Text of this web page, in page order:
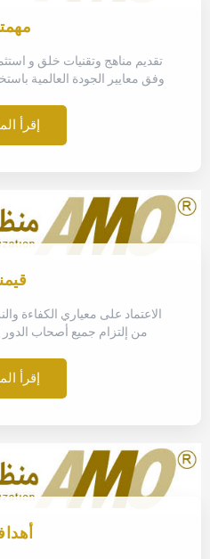
تقديم مناهج وتقنيات خلق و
وفق معايير الجودة العالمية
إقرأ
الاعتماد على معياري الكفاءة
من إلتزام جميع أصحاب الدور
إقرأ